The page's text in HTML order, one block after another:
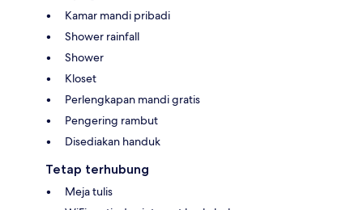
Kamar mandi pribadi
Shower rainfall
Shower
Kloset
Perlengkapan mandi gratis
Pengering rambut
Disediakan handuk
Tetap terhubung
Meja tulis